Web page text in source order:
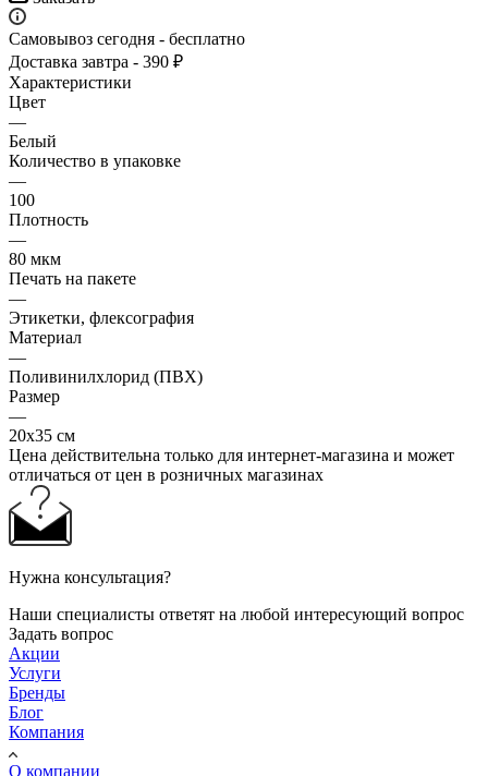
Самовывоз сегодня - бесплатно
Доставка завтра - 390 ₽
Характеристики
Цвет
—
Белый
Количество в упаковке
—
100
Плотность
—
80 мкм
Печать на пакете
—
Этикетки, флексография
Материал
—
Поливинилхлорид (ПВХ)
Размер
—
20х35 см
Цена действительна только для интернет-магазина и может
отличаться от цен в розничных магазинах
Нужна консультация?
Наши специалисты ответят на любой интересующий вопрос
Задать вопрос
Акции
Услуги
Бренды
Блог
Компания
О компании